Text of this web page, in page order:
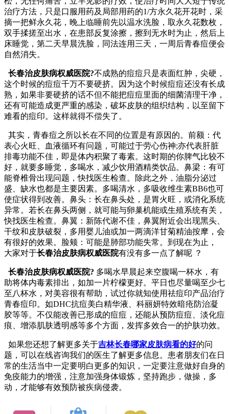
治疗方法，只是口服用药及局部用药的1/方永久花开花时，采
摘一把鲜永久花，晚上临睡前先以温水洗脸，取永久花数枚，
双手揉搓至出水，在患部反复涂擦，擦到无水时为止，然后上
床睡觉，第二天早晨洗脸，同法连用三天，一周后青春痘便会
自然消失。
长春治皮肤病权威医院?不成熟的痘痘只是表面红肿，尖硬，
这个时候的痘痘千万不要硬挤。因为这个时候痘痘还没有长成
熟，如果非要硬挤的话不但不能把痘痘里面的细菌清理干净，
还有可能造成更严重的感染，破坏皮肤的组织结构，以至留下
难看的痘印。这样就得不偿失了。
其实，青春痘之所以长在不同的位置是有原因的。前额：代
表心火旺、血液循环有问题，可能过于劳心伤神;亦代表肝脏
排毒功能不佳，即是体内积聚了毒素。这时期的你脾气比较不
好，就要多睡觉，多喝水，减少饮用酒精类饮品。鼻梁：有可
能脊椎骨出现问题，快找医生检查。除此之外，油脂分泌过
盛、缺水也都是主要因素。多喝清水，多吸收维生素BB6也可
使症状得到改善。鼻头：长在鼻头处，是胃火旺，或消化系统
异常。若长在鼻头两侧，就可能与卵巢机能或生殖系统有关，
快找医生检查。鼻翼：新陈代谢不佳，鼻翼附近会出现黑头、
干纹和皮肤破裂，多用婴儿油或加一两滴洋甘菊精油按摩，会
有很好的效果。脸颊：可能是肺部功能失常。到现在为止，
大家对于长春治皮肤病权威医院有没有多一点了解呢 ？
长春治皮肤病权威医院? 多喝水早晨起来空腹喝一杯水，有
助将体内毒素排出，如加一片柠檬更好。平日也尽量喝至少七
至八杯水，对美容很有帮助，试过你就知使用祛痘印产品治疗
青春痘印。如DHC抗痘美白精华液、科丽妍特效暗疮防治凝
胶等等。不仅能改善已形成的痘痘，还能从预防痘痘、淡化痘
痕、增添肌肤透明感等多个方面，发挥多效合一的护肤功效。
如果您还想了解更多关于吉林长春哪家皮肤病看的好的问
题，可以在线咨询我们的医生了解更多信息。患者朋友们在日
常的生活当中一定要明白更多的知识，一定要注意做好自身的
免疫能力的增强，注意加强身体锻炼，坚持跑步，做操，多
动，才能够有效预防被疾病侵袭。